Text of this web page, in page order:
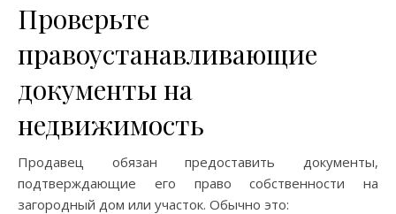
Проверьте
правоустанавливающие
документы на
недвижимость
Продавец обязан предоставить документы,
подтверждающие его право собственности на
загородный дом или участок. Обычно это: